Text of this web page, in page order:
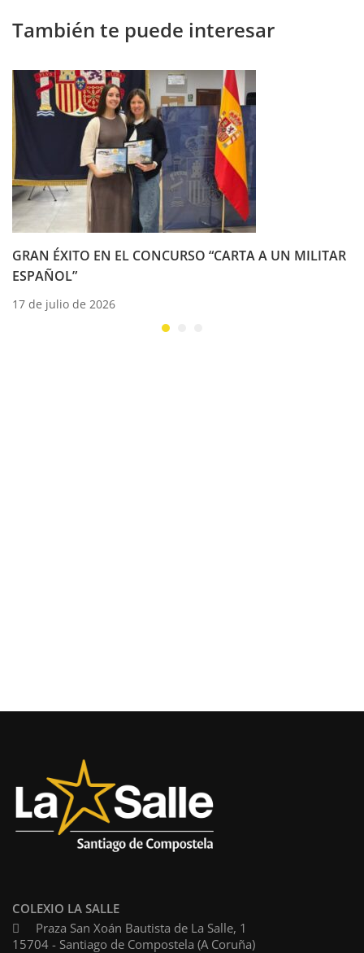
También te puede interesar
GRAN ÉXITO EN EL CONCURSO “CARTA A UN MILITAR
ESPAÑOL”
17 de julio de 2026
COLEXIO LA SALLE
Praza San Xoán Bautista de La Salle, 1
15704 - Santiago de Compostela (A Coruña)